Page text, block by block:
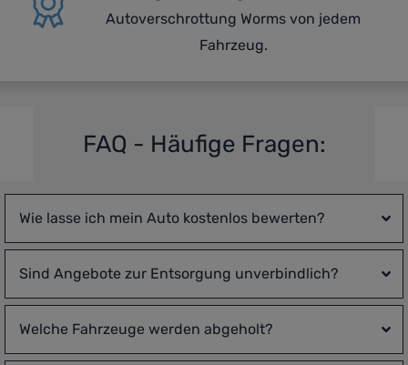
Autoverschrottung Worms von jedem
Fahrzeug.
FAQ - Häufige Fragen:
Wie lasse ich mein Auto kostenlos bewerten?
Sind Angebote zur Entsorgung unverbindlich?
Welche Fahrzeuge werden abgeholt?